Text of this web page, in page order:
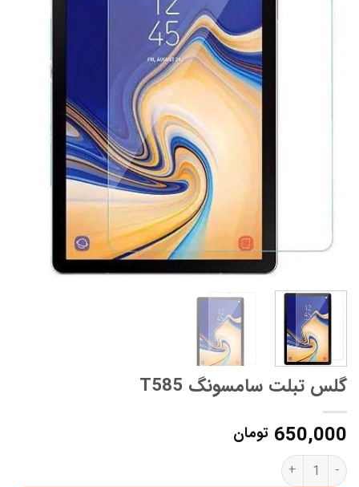
گلس تبلت سامسونگ T585
650,000 تومان
گلس تبلت سامسونگ T585 quantity